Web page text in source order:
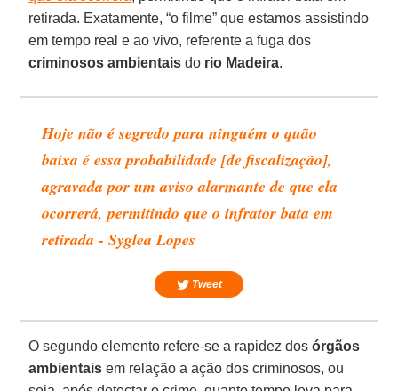
retirada. Exatamente, “o filme” que estamos assistindo
em tempo real e ao vivo, referente a fuga dos
criminosos ambientais do rio Madeira.
Hoje não é segredo para ninguém o quão
baixa é essa probabilidade [de fiscalização],
agravada por um aviso alarmante de que ela
ocorrerá, permitindo que o infrator bata em
retirada - Syglea Lopes
Tweet
O segundo elemento refere-se a rapidez dosórgãos
ambientais em relação a ação dos criminosos, ou